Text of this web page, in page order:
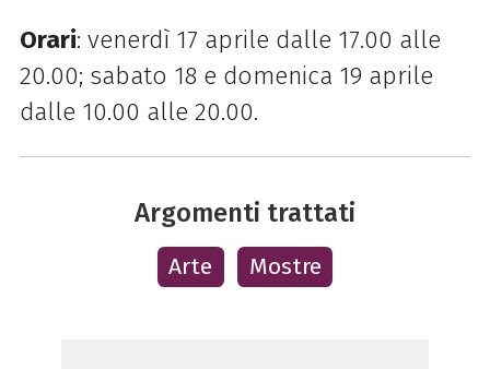
Orari: venerdì 17 aprile dalle 17.00 alle
20.00; sabato 18 e domenica 19 aprile
dalle 10.00 alle 20.00.
Argomenti trattati
Arte Mostre